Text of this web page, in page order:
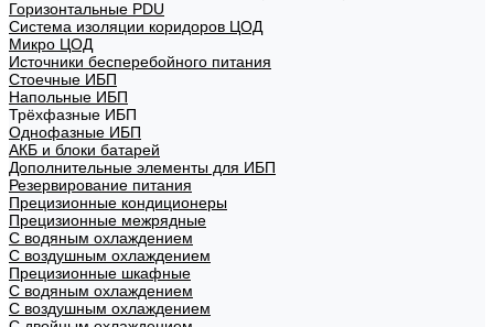
Горизонтальные PDU
Система изоляции коридоров ЦОД
Микро ЦОД
Источники бесперебойного питания
Стоечные ИБП
Напольные ИБП
Трёхфазные ИБП
Однофазные ИБП
АКБ и блоки батарей
Дополнительные элементы для ИБП
Резервирование питания
Прецизионные кондиционеры
Прецизионные межрядные
С водяным охлаждением
С воздушным охлаждением
Прецизионные шкафные
С водяным охлаждением
С воздушным охлаждением